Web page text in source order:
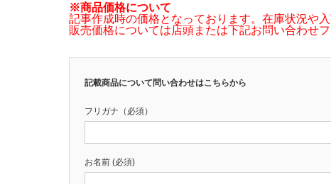
※商品価格について
記事作成時の価格となっております。在庫状況や
販売価格については店頭または下記お問い合わせ
記載商品について問い合わせはこちらから
フリガナ（必須）
お名前 (必須)